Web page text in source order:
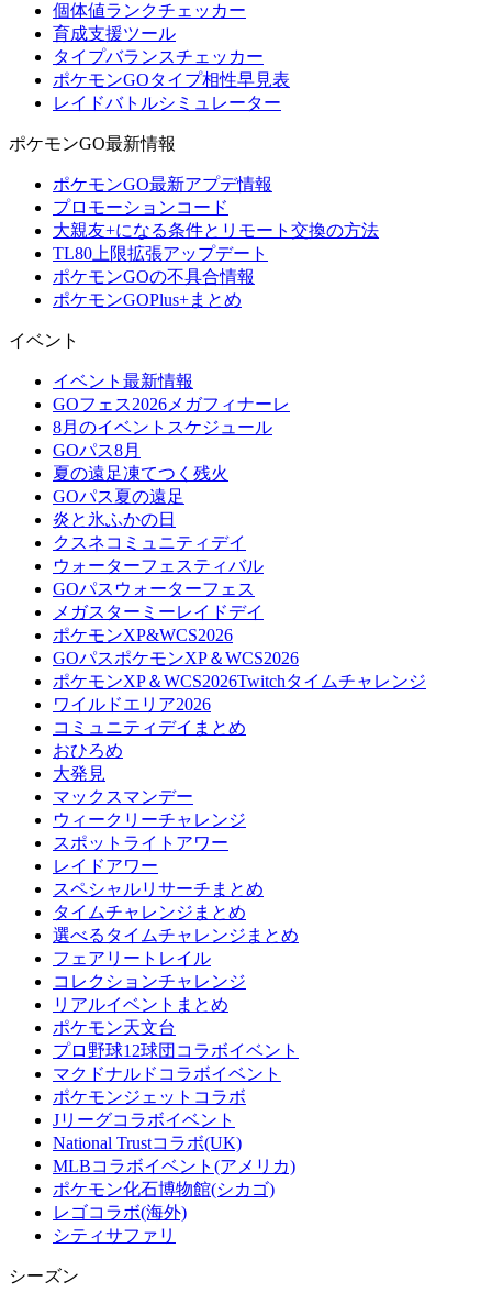
個体値ランクチェッカー
育成支援ツール
タイプバランスチェッカー
ポケモンGOタイプ相性早見表
レイドバトルシミュレーター
ポケモンGO最新情報
ポケモンGO最新アプデ情報
プロモーションコード
大親友+になる条件とリモート交換の方法
TL80上限拡張アップデート
ポケモンGOの不具合情報
ポケモンGOPlus+まとめ
イベント
イベント最新情報
GOフェス2026メガフィナーレ
8月のイベントスケジュール
GOパス8月
夏の遠足凍てつく残火
GOパス夏の遠足
炎と氷ふかの日
クスネコミュニティデイ
ウォーターフェスティバル
GOパスウォーターフェス
メガスターミーレイドデイ
ポケモンXP&WCS2026
GOパスポケモンXP＆WCS2026
ポケモンXP＆WCS2026Twitchタイムチャレンジ
ワイルドエリア2026
コミュニティデイまとめ
おひろめ
大発見
マックスマンデー
ウィークリーチャレンジ
スポットライトアワー
レイドアワー
スペシャルリサーチまとめ
タイムチャレンジまとめ
選べるタイムチャレンジまとめ
フェアリートレイル
コレクションチャレンジ
リアルイベントまとめ
ポケモン天文台
プロ野球12球団コラボイベント
マクドナルドコラボイベント
ポケモンジェットコラボ
Jリーグコラボイベント
National Trustコラボ(UK)
MLBコラボイベント(アメリカ)
ポケモン化石博物館(シカゴ)
レゴコラボ(海外)
シティサファリ
シーズン